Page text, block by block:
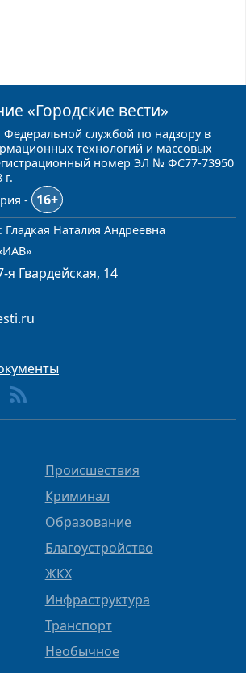
«Городские вести»
Федеральной службой по надзору в
технологий и массовых
номер ЭЛ № ФС77-73950
г.
-
16+
Наталия Андреевна
я Гвардейская, 14
Происшествия
Криминал
Образование
Благоустройство
ЖКХ
Инфраструктура
Транспорт
Необычное